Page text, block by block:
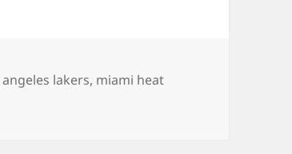
lakers, miami heat